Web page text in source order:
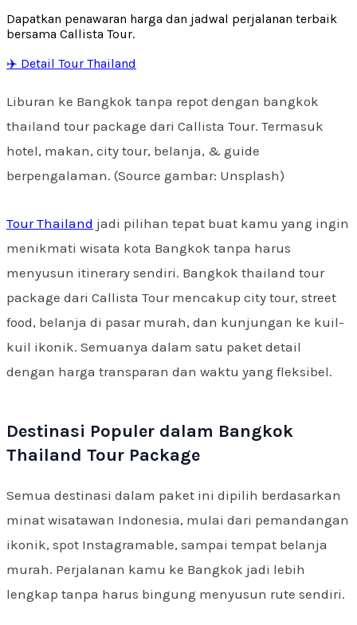
Dapatkan penawaran harga dan jadwal perjalanan terbaik
bersama Callista Tour.
✈️ Detail Tour Thailand
Liburan ke Bangkok tanpa repot dengan bangkok
thailand tour package dari Callista Tour. Termasuk
hotel, makan, city tour, belanja, & guide
berpengalaman. (Source gambar: Unsplash)
Tour Thailand jadi pilihan tepat buat kamu yang ingin
menikmati wisata kota Bangkok tanpa harus
menyusun itinerary sendiri. Bangkok thailand tour
package dari Callista Tour mencakup city tour, street
food, belanja di pasar murah, dan kunjungan ke kuil-
kuil ikonik. Semuanya dalam satu paket detail
dengan harga transparan dan waktu yang fleksibel.
Destinasi Populer dalam Bangkok
Thailand Tour Package
Semua destinasi dalam paket ini dipilih berdasarkan
minat wisatawan Indonesia, mulai dari pemandangan
ikonik, spot Instagramable, sampai tempat belanja
murah. Perjalanan kamu ke Bangkok jadi lebih
lengkap tanpa harus bingung menyusun rute sendiri.